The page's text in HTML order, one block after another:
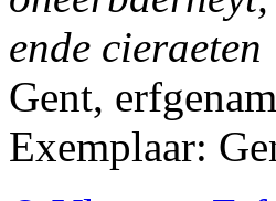
ende cieraeten
Gent,
Exemplaar: